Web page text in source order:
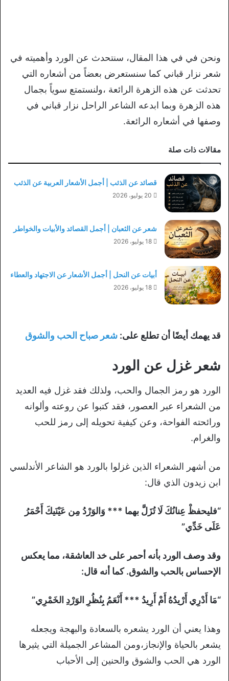
ونحن في في هذا المقال، سنتحدث عن الورد وأهميته في
شعر نزار قباني كما سنستعرض بعضاً من أشعاره التي
تحدثت عن هذه الزهرة الرائعة ،ولنستمتع سوياً بجمال
هذه الزهرة وبما ابدعه الشاعر الراحل نزار قباني في
وصفها في أشعاره الرائعة.
مقالات ذات صلة
قصائد عن الذئب | أجمل الأشعار العربية عن الذئب
20 يوليو، 2026
شعر عن الثعبان | أجمل القصائد والأبيات والخواطر
18 يوليو، 2026
أبيات عن النحل | أجمل الأشعار عن الاجتهاد والعطاء
18 يوليو، 2026
قد يهمك أيضًا أن تطلع على: شعر صباح الحب والشوق
شعر غزل عن الورد
الورد هو رمز الجمال والحب، ولذلك فقد غزل فيه العديد
من الشعراء عبر العصور، فقد كتبوا عن روعته وألوانه
ورائحته الفواحة، وعن كيفية تحويله إلى رمز للحب
والغرام.
من أشهر الشعراء الذين غزلوا بالورد هو الشاعر الأندلسي
ابن زيدون الذي قال:
“فليحفظْ عِنانُكَ لَا تُزَلَّ بهما *** وَالوَرْدُ مِن عَيْنَيكَ أَحْمَرُ
عَلَى خَدِّي”
وقد وصف الورد بأنه أحمر على خد العاشقة، مما يعكس
الإحساس بالحب والشوق. كما أنه قال:
“مَا أَدْرِي أَرْيدُهُ أَمْ أَرِيدُ *** أَنْعَمُ بِنُظُرِ الوَرْدِ الخَمْرِي”
وهذا يعني أن الورد يشعره بالسعادة والبهجة ويجعله
يشعر بالحياة والإنجاز،ومن المشاعر الجميلة التي يثيرها
الورد هي الحب والشوق والحنين إلى الأحباب